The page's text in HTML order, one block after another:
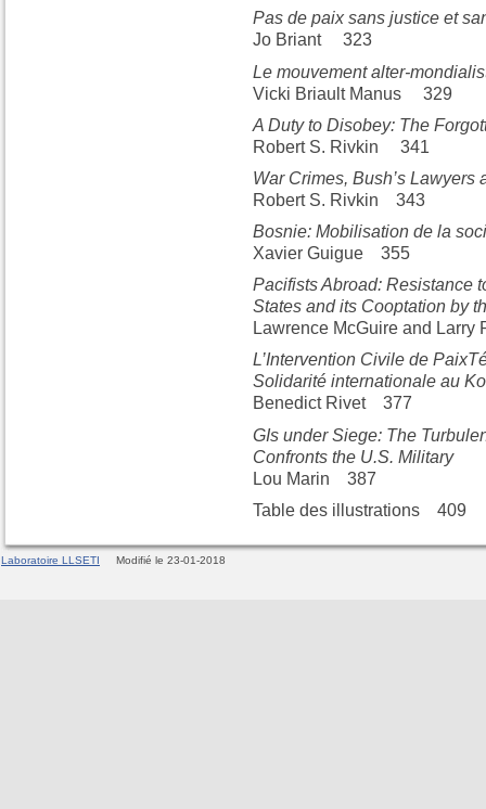
Pas de paix sans justice et
Jo Briant 323
Le mouvement alter-
Vicki Briault Manus 329
A Duty to Disobey: The
Robert S. Rivkin 341
War Crimes, Bush’s Lawyers
Robert S. Rivkin 343
Bosnie: Mobilisation de la
Xavier Guigue 355
Pacifists Abroad: Resistance
States and its Cooptation by
Lawrence McGuire and
L’Intervention Civile de
Solidarité internationale au
Benedict Rivet 377
GIs under Siege: The
Confronts the U.S. Military
Lou Marin 387
Table des illustrations 409
Laboratoire LLSETI Modifié le 23-01-2018